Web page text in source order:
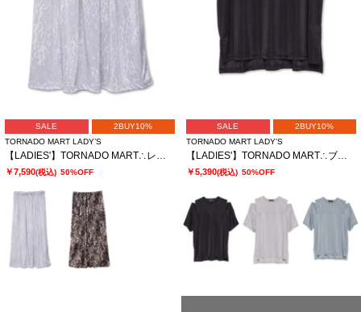
SALE
2BUY10%
TORNADO MART LADY’S
【LADIES'】TORNADO MART∴レオパードプリントイージースカート
￥7,590(税込) 50%OFF
SALE
2BUY10%
TORNADO MART LADY’S
【LADIES'】TORNADO MART∴ブライトスムーススリットオーバーTシャツ
￥5,390(税込) 50%OFF